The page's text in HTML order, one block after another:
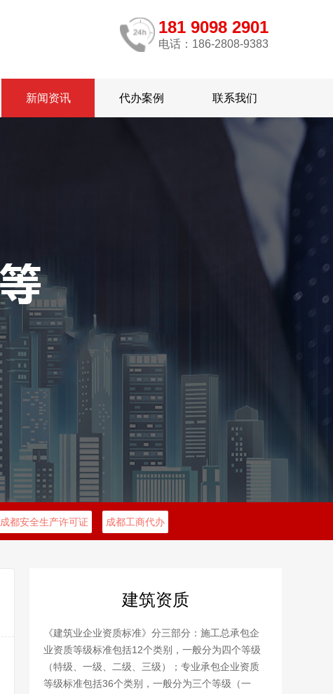
181 9098 2901
电话：186-2808-9383
新闻资讯 代办案例 联系我们
成都安全生产许可证 成都工商代办
建筑资质
《建筑业企业资质标准》分三部分：施工总承包企
业资质等级标准包括12个类别，一般分为四个等级
（特级、一级、二级、三级）；专业承包企业资质
等级标准包括36个类别，一般分为三个等级（一